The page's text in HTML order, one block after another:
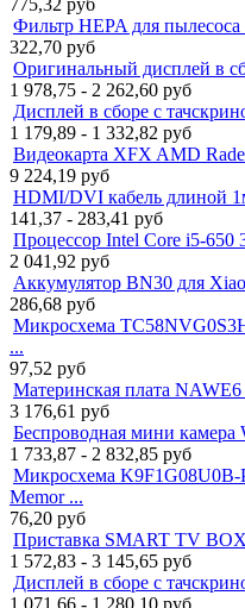
Фильтр HEPA для
322,70 руб
Оригинальный дисплей в
1 978,75 - 2 262,60 руб
Дисплей в сборе с
1 179,89 - 1 332,82 руб
Видеокарта XFX AMD
9 224,19 руб
HDMI/DVI кабель длиной
141,37 - 283,41 руб
Процессор Intel Core i5-650
2 041,92 руб
Аккумулятор BN30 для
286,68 руб
Микросхема
...
97,52 руб
Материнская плата
3 176,61 руб
Беспроводная мини
1 733,87 - 2 832,85 руб
Микросхема
Memor ...
76,20 руб
Приставка SMART TV
1 572,83 - 3 145,65 руб
Дисплей в сборе с
1 071,66 - 1 280,10 руб